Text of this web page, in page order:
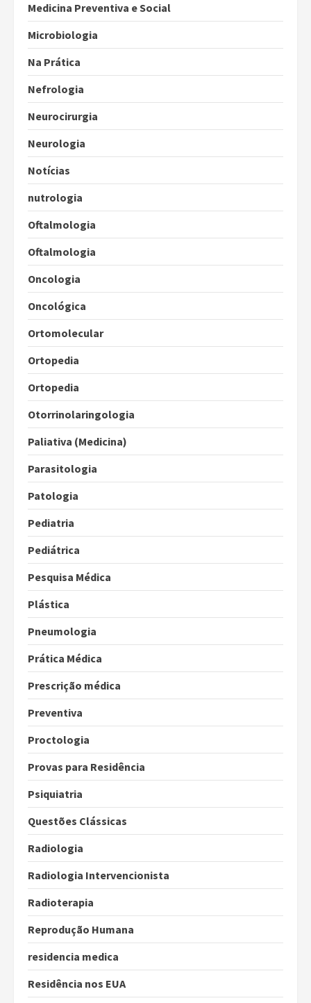
Medicina Preventiva e Social
Microbiologia
Na Prática
Nefrologia
Neurocirurgia
Neurologia
Notícias
nutrologia
Oftalmologia
Oftalmologia
Oncologia
Oncológica
Ortomolecular
Ortopedia
Ortopedia
Otorrinolaringologia
Paliativa (Medicina)
Parasitologia
Patologia
Pediatria
Pediátrica
Pesquisa Médica
Plástica
Pneumologia
Prática Médica
Prescrição médica
Preventiva
Proctologia
Provas para Residência
Psiquiatria
Questões Clássicas
Radiologia
Radiologia Intervencionista
Radioterapia
Reprodução Humana
residencia medica
Residência nos EUA